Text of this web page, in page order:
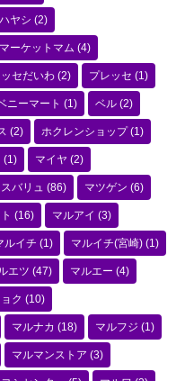
ヤシ (2)
ーケットマム (4)
セだいわ (2) プレッセ (1)
ニーマート (1) ベル (2)
(2) ホクレンショップ(1)
(1) マイヤ (2)
バリュ (86) マツゲン (6)
(16) マルアイ (3)
ルイチ (1) マルイチ(宮崎) (1)
エツ (47) マルエー (4)
ク (10)
マルナカ (18) マルフジ (1)
マルマンストア (3)